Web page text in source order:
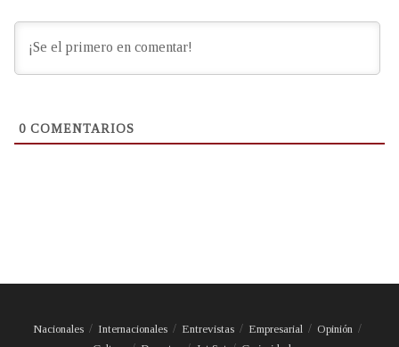
0 COMENTARIOS
Nacionales Internacionales Entrevistas Empresarial
Opinión